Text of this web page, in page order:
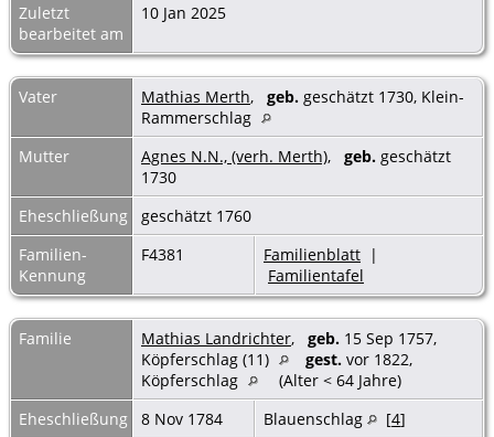
Zuletzt
bearbeitet am
10 Jan 2025
Vater Mathias Merth, geb. geschätzt 1730, Klein-
Rammerschlag
Mutter
Agnes N.N., (verh. Merth), geb. geschätzt
1730
Eheschließung
geschätzt 1760
Familien-
Kennung
F4381 Familienblatt |
Familientafel
Familie Mathias Landrichter, geb. 15 Sep 1757,
Köpferschlag (11)
gest. vor 1822,
Köpferschlag
(Alter < 64 Jahre)
Eheschließung
8 Nov 1784 Blauenschlag [4]